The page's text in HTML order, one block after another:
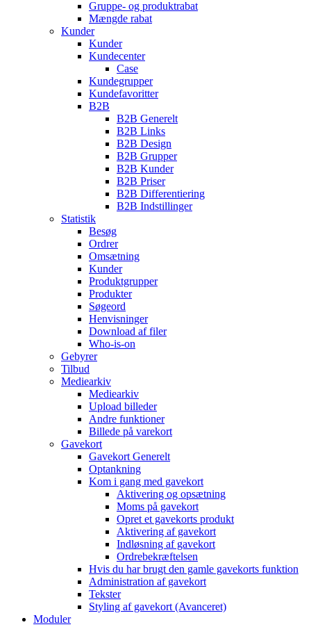
Gruppe- og produktrabat
Mængde rabat
Kunder
Kunder
Kundecenter
Case
Kundegrupper
Kundefavoritter
B2B
B2B Generelt
B2B Links
B2B Design
B2B Grupper
B2B Kunder
B2B Priser
B2B Differentiering
B2B Indstillinger
Statistik
Besøg
Ordrer
Omsætning
Kunder
Produktgrupper
Produkter
Søgeord
Henvisninger
Download af filer
Who-is-on
Gebyrer
Tilbud
Mediearkiv
Mediearkiv
Upload billeder
Andre funktioner
Billede på varekort
Gavekort
Gavekort Generelt
Optankning
Kom i gang med gavekort
Aktivering og opsætning
Moms på gavekort
Opret et gavekorts produkt
Aktivering af gavekort
Indløsning af gavekort
Ordrebekræftelsen
Hvis du har brugt den gamle gavekorts funktion
Administration af gavekort
Tekster
Styling af gavekort (Avanceret)
Moduler